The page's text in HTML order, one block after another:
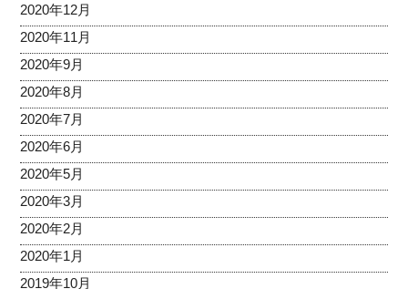
2020年12月
2020年11月
2020年9月
2020年8月
2020年7月
2020年6月
2020年5月
2020年3月
2020年2月
2020年1月
2019年10月